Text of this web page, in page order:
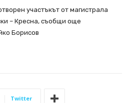
участъкът от магистрала
– Кресна, съобщи още
Борисов
Twitter